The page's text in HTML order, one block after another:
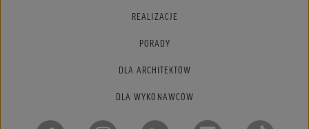
REALIZACJE
PORADY
DLA ARCHITEKTÓW
DLA WYKONAWCÓW